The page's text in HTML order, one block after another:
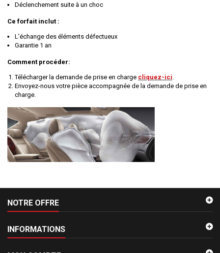
Déclenchement suite à un choc
Ce forfait inclut :
L’échange des éléments défectueux
Garantie 1 an
Comment procéder:
Télécharger la demande de prise en charge cliquez-ici.
Envoyez-nous votre pièce accompagnée de la demande de prise en
charge.
NOTRE OFFRE
INFORMATIONS